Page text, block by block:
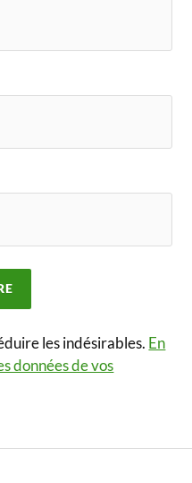
les indésirables. En
données de vos